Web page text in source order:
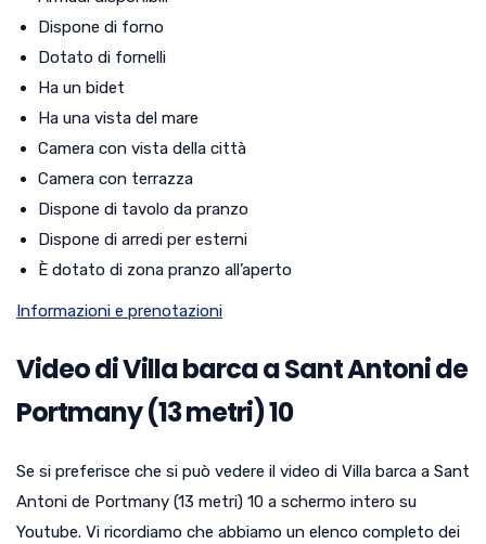
Dispone di forno
Dotato di fornelli
Ha un bidet
Ha una vista del mare
Camera con vista della città
Camera con terrazza
Dispone di tavolo da pranzo
Dispone di arredi per esterni
È dotato di zona pranzo all’aperto
Informazioni e prenotazioni
Video di Villa barca a Sant Antoni de
Portmany (13 metri) 10
Se si preferisce che si può vedere il video di Villa barca a Sant
Antoni de Portmany (13 metri) 10 a schermo intero su
Youtube. Vi ricordiamo che abbiamo un elenco completo dei